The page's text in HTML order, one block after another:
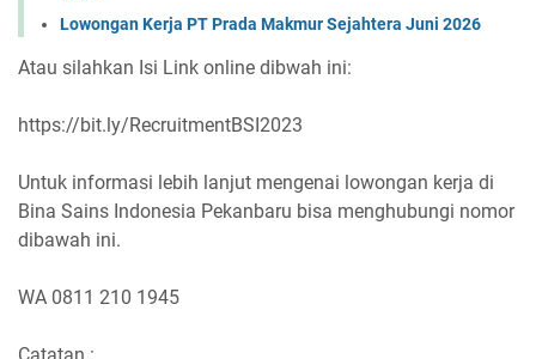
Lowongan Kerja PT Prada Makmur Sejahtera Juni 2026
Atau silahkan Isi Link online dibwah ini:
https://bit.ly/RecruitmentBSI2023
Untuk informasi lebih lanjut mengenai lowongan kerja di
Bina Sains Indonesia Pekanbaru bisa menghubungi nomor
dibawah ini.
WA 0811 210 1945